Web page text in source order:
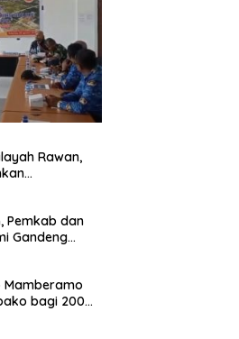
Rawan,
Pemkab dan
Gandeng
Mamberamo
bagi 200